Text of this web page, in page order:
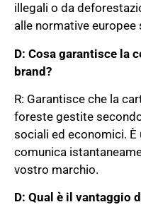
illegali o da
alle normative
D: Cosa garantisce la
brand?
R: Garantisce che la
foreste gestite
sociali ed economici.
comunica
vostro marchio.
D: Qual è il vantaggio